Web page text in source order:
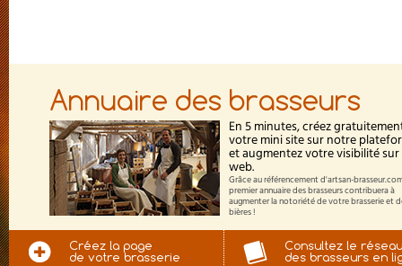
Annuaire des brasseurs
En 5 minutes, créez
votre mini site sur notre
et augmentez votre visibilité sur
web.
Grâce au référencement d'artsan-
premier annuaire des brasseurs contribuera à
augmenter la notoriété de votre brasserie et
bières !
Créez la page
de votre brasserie
Consultez le réseau
des brasseurs en